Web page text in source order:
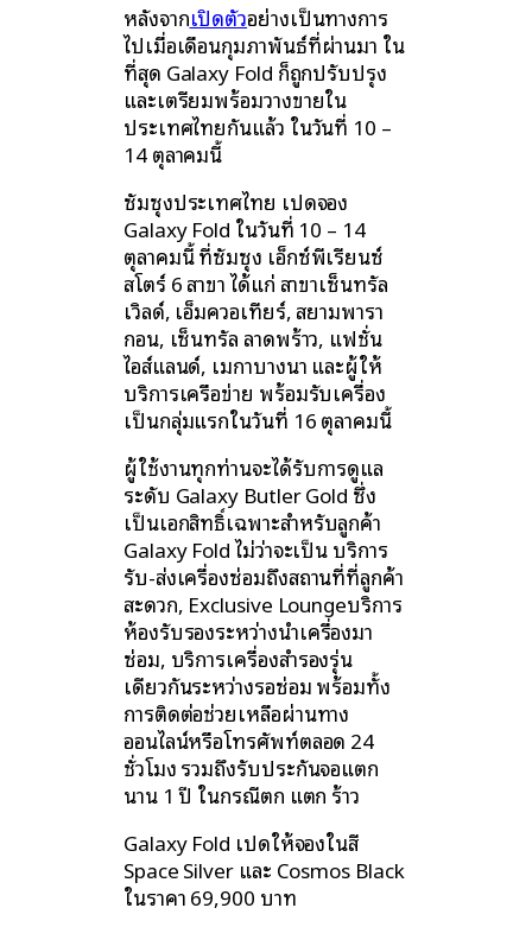
หลังจากเปิดตัวอย่างเป็นทางการ
ไปเมื่อเดือนกุมภาพันธ์ที่ผ่านมา ใน
ที่สุด Galaxy Fold ก็ถูกปรับปรุง
และเตรียมพร้อมวางขายใน
ประเทศไทยกันแล้ว ในวันที่ 10 –
14 ตุลาคมนี้
ซัมซุงประเทศไทย เปิดจอง
Galaxy Fold ในวันที่ 10 – 14
ตุลาคมนี้ ที่ซัมซุง เอ็กซ์พีเรียนซ์
สโตร์ 6 สาขา ได้แก่ สาขาเซ็นทรัล
เวิลด์, เอ็มควอเทียร์, สยามพารา
กอน, เซ็นทรัล ลาดพร้าว, แฟชั่น
ไอส์แลนด์, เมกาบางนา และผู้ให้
บริการเครือข่าย พร้อมรับเครื่อง
เป็นกลุ่มแรกในวันที่ 16 ตุลาคมนี้
ผู้ใช้งานทุกท่านจะได้รับการดูแล
ระดับ Galaxy Butler Gold ซึ่ง
เป็นเอกสิทธิ์เฉพาะสำหรับลูกค้า
Galaxy Fold ไม่ว่าจะเป็น บริการ
รับ-ส่งเครื่องซ่อมถึงสถานที่ที่ลูกค้า
สะดวก, Exclusive Loungeบริการ
ห้องรับรองระหว่างนำเครื่องมา
ซ่อม, บริการเครื่องสำรองรุ่น
เดียวกันระหว่างรอซ่อม พร้อมทั้ง
การติดต่อช่วยเหลือผ่านทาง
ออนไลน์หรือโทรศัพท์ตลอด 24
ชั่วโมง รวมถึงรับประกันจอแตก
นาน 1 ปี ในกรณีตก แตก ร้าว
Galaxy Fold เปิดให้จองในสี
Space Silver และ Cosmos Black
ในราคา 69,900 บาท